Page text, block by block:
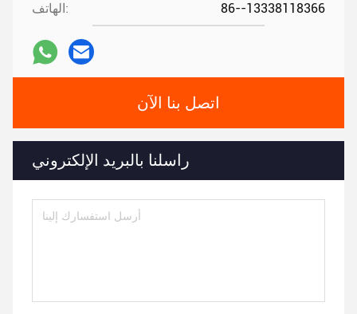
الهاتف: 86--13338118366
اتصل بنا الآن
راسلنا بالبريد الإلكتروني